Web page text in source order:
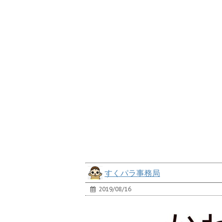
すくパラ事務局
2019/08/16